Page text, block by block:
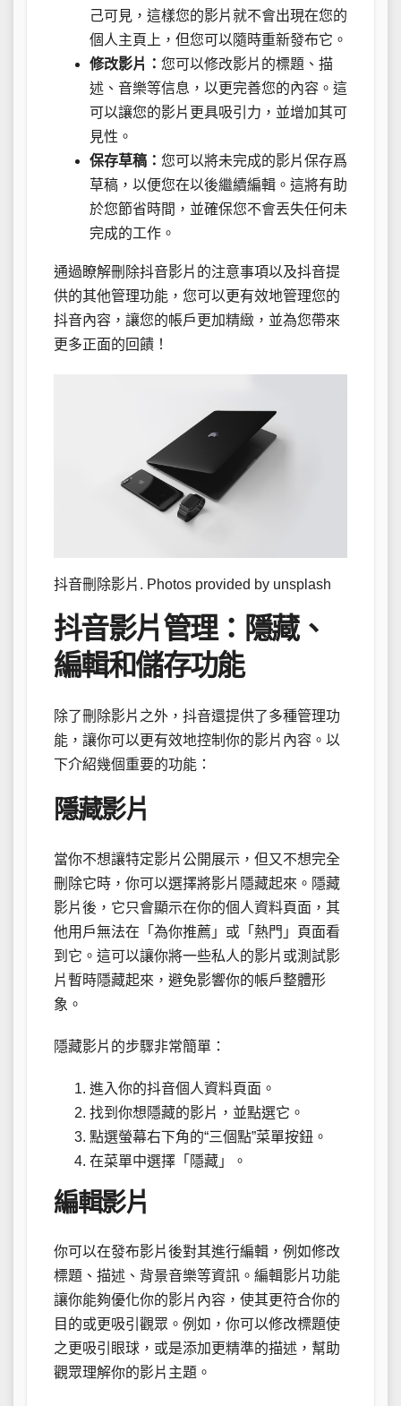
己可見，這樣您的影片就不會出現在您的
個人主頁上，但您可以隨時重新發布它。
修改影片： 您可以修改影片的標題、描
述、音樂等信息，以更完善您的內容。這
可以讓您的影片更具吸引力，並增加其可
見性。
保存草稿： 您可以將未完成的影片保存爲
草稿，以便您在以後繼續編輯。這將有助
於您節省時間，並確保您不會丟失任何未
完成的工作。
通過瞭解刪除抖音影片的注意事項以及抖音提
供的其他管理功能，您可以更有效地管理您的
抖音內容，讓您的帳戶更加精緻，並為您帶來
更多正面的回饋！
抖音刪除影片. Photos provided by unsplash
抖音影片管理：隱藏、
編輯和儲存功能
除了刪除影片之外，抖音還提供了多種管理功
能，讓你可以更有效地控制你的影片內容。以
下介紹幾個重要的功能：
隱藏影片
當你不想讓特定影片公開展示，但又不想完全
刪除它時，你可以選擇將影片隱藏起來。隱藏
影片後，它只會顯示在你的個人資料頁面，其
他用戶無法在「為你推薦」或「熱門」頁面看
到它。這可以讓你將一些私人的影片或測試影
片暫時隱藏起來，避免影響你的帳戶整體形
象。
隱藏影片的步驟非常簡單：
進入你的抖音個人資料頁面。
找到你想隱藏的影片，並點選它。
點選螢幕右下角的“三個點”菜單按鈕。
在菜單中選擇「隱藏」。
編輯影片
你可以在發布影片後對其進行編輯，例如修改
標題、描述、背景音樂等資訊。編輯影片功能
讓你能夠優化你的影片內容，使其更符合你的
目的或更吸引觀眾。例如，你可以修改標題使
之更吸引眼球，或是添加更精準的描述，幫助
觀眾理解你的影片主題。